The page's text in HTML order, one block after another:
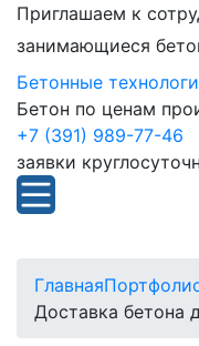
Приглашаем к
занимающиеся
Бетонные
Бетон по ценам
+7 (391) 989-77-46
заявки
Главная
Доставка бетона